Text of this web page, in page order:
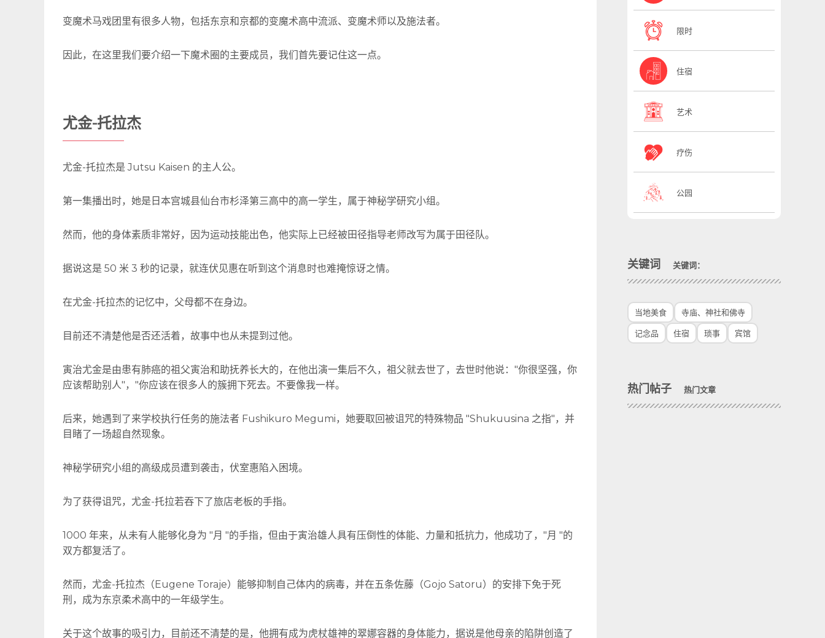
变魔术马戏团里有很多人物，包括东京和京都的变魔术高中流派、变魔术师以及施法者。
因此，在这里我们要介绍一下魔术圈的主要成员，我们首先要记住这一点。
尤金-托拉杰
尤金-托拉杰是 Jutsu Kaisen 的主人公。
第一集播出时，她是日本宫城县仙台市杉泽第三高中的高一学生，属于神秘学研究小组。
然而，他的身体素质非常好，因为运动技能出色，他实际上已经被田径指导老师改写为属于田径队。
据说这是 50 米 3 秒的记录，就连伏见惠在听到这个消息时也难掩惊讶之情。
在尤金-托拉杰的记忆中，父母都不在身边。
目前还不清楚他是否还活着，故事中也从未提到过他。
寅治尤金是由患有肺癌的祖父寅治和助抚养长大的，在他出演一集后不久，祖父就去世了，去世时他说："你很坚强，你
应该帮助别人"，"你应该在很多人的簇拥下死去。不要像我一样。
后来，她遇到了来学校执行任务的施法者 Fushikuro Megumi，她要取回被诅咒的特殊物品 "Shukuusina 之指"，并
目睹了一场超自然现象。
神秘学研究小组的高级成员遭到袭击，伏室惠陷入困境。
为了获得诅咒，尤金-托拉若吞下了旅店老板的手指。
1000 年来，从未有人能够化身为 "月 "的手指，但由于寅治雄人具有压倒性的体能、力量和抵抗力，他成功了，"月 "的
双方都复活了。
然而，尤金-托拉杰（Eugene Toraje）能够抑制自己体内的病毒，并在五条佐藤（Gojo Satoru）的安排下免于死
刑，成为东京柔术高中的一年级学生。
关于这个故事的吸引力，目前还不清楚的是，他拥有成为虎杖雄神的翠娜容器的身体能力，据说是他母亲的陷阱创造了
限时
住宿
艺术
疗伤
公园
关键词 关键词：
当地美食 寺庙、神社和佛寺
记念品 住宿 琐事 宾馆
热门帖子 热门文章